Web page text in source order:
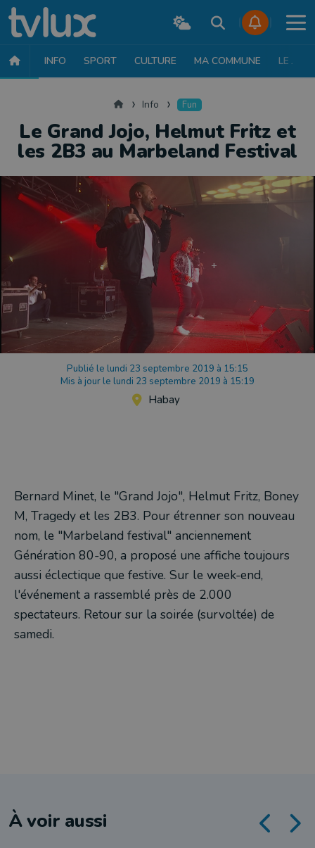
INFO SPORT CULTURE MA COMMUNE LE JT
AccueilInfo Fun
Le Grand Jojo, Helmut Fritz et
les 2B3 au Marbeland Festival
Publié le lundi 23 septembre 2019 à 15:15
Mis à jour le lundi 23 septembre 2019 à 15:19
Habay
Bernard Minet, le "Grand Jojo", Helmut Fritz, Boney
M, Tragedy et les 2B3. Pour étrenner son nouveau
nom, le "Marbeland festival" anciennement
Génération 80-90, a proposé une affiche toujours
aussi éclectique que festive. Sur le week-end,
l'événement a rassemblé près de 2.000
spectateurs. Retour sur la soirée (survoltée) de
samedi.
À voir aussi